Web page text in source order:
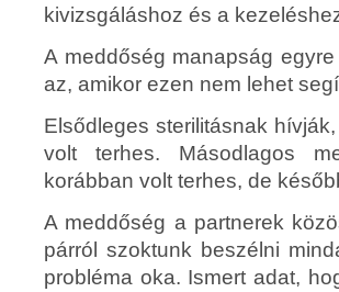
kivizsgáláshoz és a
A meddőség manapság
az, amikor ezen nem lehet
Elsődleges sterilitásnak
volt terhes. Másodlagos
korábban volt terhes, de
A meddőség a partnerek
párról szoktunk beszélni
probléma oka. Ismert adat,